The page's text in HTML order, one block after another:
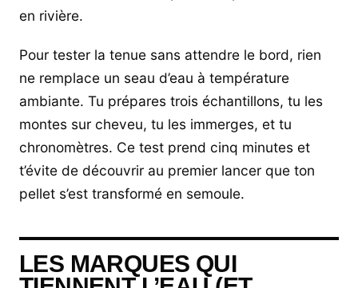
en rivière.
Pour tester la tenue sans attendre le bord, rien
ne remplace un seau d’eau à température
ambiante. Tu prépares trois échantillons, tu les
montes sur cheveu, tu les immerges, et tu
chronomètres. Ce test prend cinq minutes et
t’évite de découvrir au premier lancer que ton
pellet s’est transformé en semoule.
LES MARQUES QUI